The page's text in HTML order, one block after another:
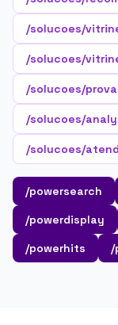
/solucoes/
/solucoes/
/solucoes/
/solucoes/
/solucoes/
/powersearch
/powerdisplay
/powerhits
/